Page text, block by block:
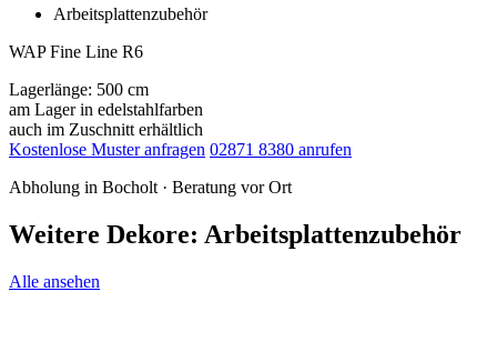
Arbeitsplattenzubehör
WAP Fine Line R6
Lagerlänge: 500 cm
am Lager in edelstahlfarben
auch im Zuschnitt erhältlich
Kostenlose Muster anfragen 02871 8380 anrufen
Abholung in Bocholt · Beratung vor Ort
Weitere Dekore: Arbeitsplattenzubehör
Alle ansehen